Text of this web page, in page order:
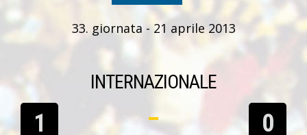
33. giornata - 21 aprile 2013
INTERNAZIONALE
1 0